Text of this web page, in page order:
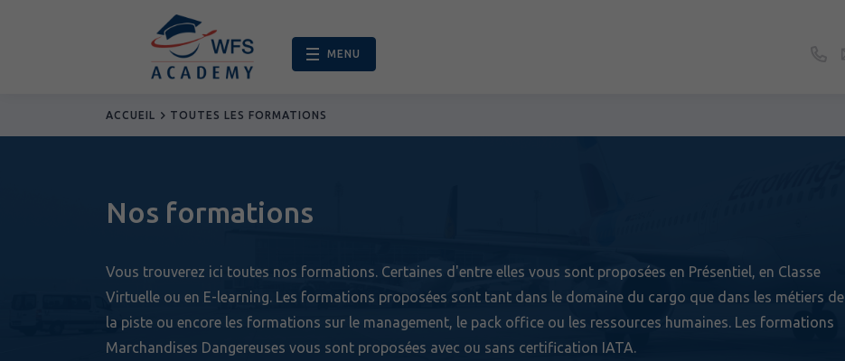
MENU
ACCUEIL TOUTES LES FORMATIONS
Nos formations
Vous trouverez ici toutes nos formations. Certaines d'entre elles vous sont proposées en Présentiel, en Classe
Virtuelle ou en E-learning. Les formations proposées sont tant dans le domaine du cargo que dans les métiers de
la piste ou encore les formations sur le management, le pack office ou les ressources humaines. Les formations
Marchandises Dangereuses vous sont proposées avec ou sans certification IATA.